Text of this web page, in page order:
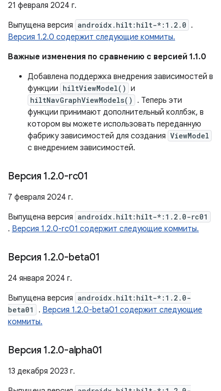
21 февраля 2024 г.
Выпущена версия androidx.hilt:hilt-*:1.2.0 .
Версия 1.2.0 содержит следующие коммиты.
Важные изменения по сравнению с версией 1.1.0
Добавлена ​​поддержка внедрения зависимостей в
функции hiltViewModel() и
hiltNavGraphViewModels()
. Теперь эти
функции принимают дополнительный коллбэк, в
котором вы можете использовать переданную
фабрику зависимостей для создания ViewModel
с внедрением зависимостей.
Версия 1.2.0-rc01
7 февраля 2024 г.
Выпущена версия androidx.hilt:hilt-*:1.2.0-rc01
. Версия 1.2.0-rc01 содержит следующие коммиты.
Версия 1.2.0-beta01
24 января 2024 г.
Выпущена версия androidx.hilt:hilt-*:1.2.0-
beta01
. Версия 1.2.0-beta01 содержит следующие
коммиты.
Версия 1.2.0-alpha01
13 декабря 2023 г.